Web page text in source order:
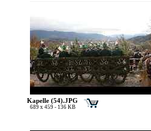
Kapelle (54).JPG
689 x 459 - 136 KB